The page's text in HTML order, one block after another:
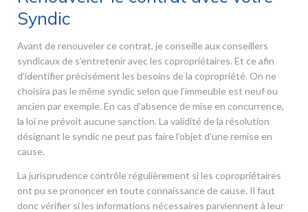
Syndic
Avant de renouveler ce contrat, je conseille aux conseillers
syndicaux de s’entretenir avec les copropriétaires. Et ce afin
d’identifier précisément les besoins de la copropriété. On ne
choisira pas le même syndic selon que l’immeuble est neuf ou
ancien par exemple. En cas d’absence de mise en concurrence,
la loi ne prévoit aucune sanction. La validité de la résolution
désignant le syndic ne peut pas faire l’objet d’une remise en
cause.
La jurisprudence contrôle régulièrement si les copropriétaires
ont pu se prononcer en toute connaissance de cause. Il faut
donc vérifier si les informations nécessaires parviennent à leur